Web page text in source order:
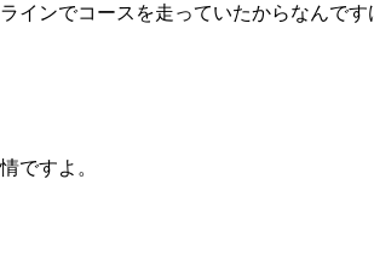
ンでコースを走っていたからなんです
ですよ。